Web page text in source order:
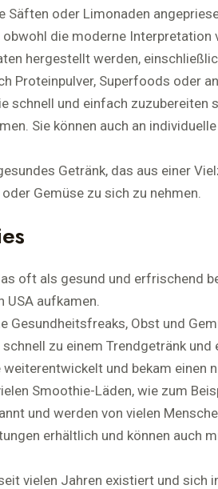
Säften oder Limonaden
obwohl die moderne Interpretation
hergestellt werden,
Proteinpulver, Superfoods oder
schnell und einfach
Sie können auch an
Getränk, das aus einer
Gemüse zu sich zu nehmen.
oft als gesund und erfrischend
aufkamen.
Obst und
schnell zu einem Trendgetränk
und bekam einen
Smoothie-Läden, wie zum
und werden von vielen
erhältlich und können auch
vielen Jahren existiert und